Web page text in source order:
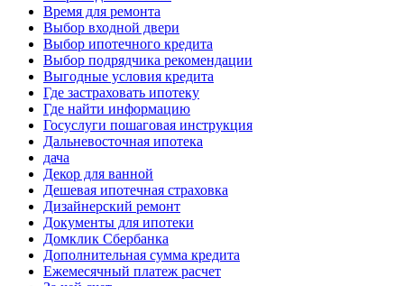
Время для ремонта
Выбор входной двери
Выбор ипотечного кредита
Выбор подрядчика рекомендации
Выгодные условия кредита
Где застраховать ипотеку
Где найти информацию
Госуслуги пошаговая инструкция
Дальневосточная ипотека
дача
Декор для ванной
Дешевая ипотечная страховка
Дизайнерский ремонт
Документы для ипотеки
Домклик Сбербанка
Дополнительная сумма кредита
Ежемесячный платеж расчет